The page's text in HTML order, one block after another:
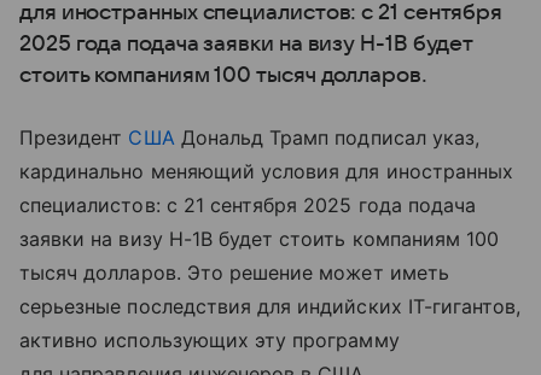
для иностранных специалистов: с 21 сентября
2025 года подача заявки на визу H-1B будет
стоить компаниям 100 тысяч долларов.
Президент СШАДональд Трамп подписал указ,
кардинально меняющий условия для иностранных
специалистов: с 21 сентября 2025 года подача
заявки на визу H-1B будет стоить компаниям 100
тысяч долларов. Это решение может иметь
серьезные последствия для индийских IT-гигантов,
активно использующих эту программу